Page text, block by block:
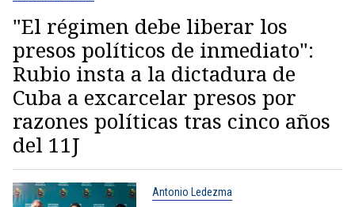
"El régimen debe liberar los
presos políticos de inmediato":
Rubio insta a la dictadura de
Cuba a excarcelar presos por
razones políticas tras cinco años
del 11J
Antonio Ledezma